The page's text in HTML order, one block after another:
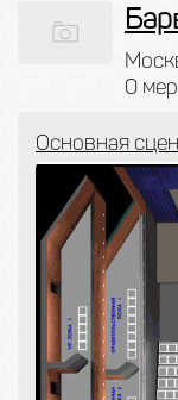
0
Основная